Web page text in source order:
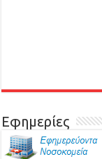
Εφημερίες